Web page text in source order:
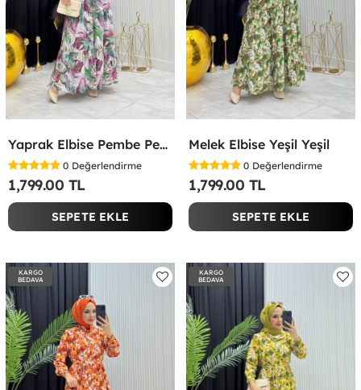
Yaprak Elbise Pembe Pembe
0 Değerlendirme
1,799.00 TL
SEPETE EKLE
Melek Elbise Yeşil Yeşil
0 Değerlendirme
1,799.00 TL
SEPETE EKLE
KARGO
BEDAVA
KARGO
BEDAVA